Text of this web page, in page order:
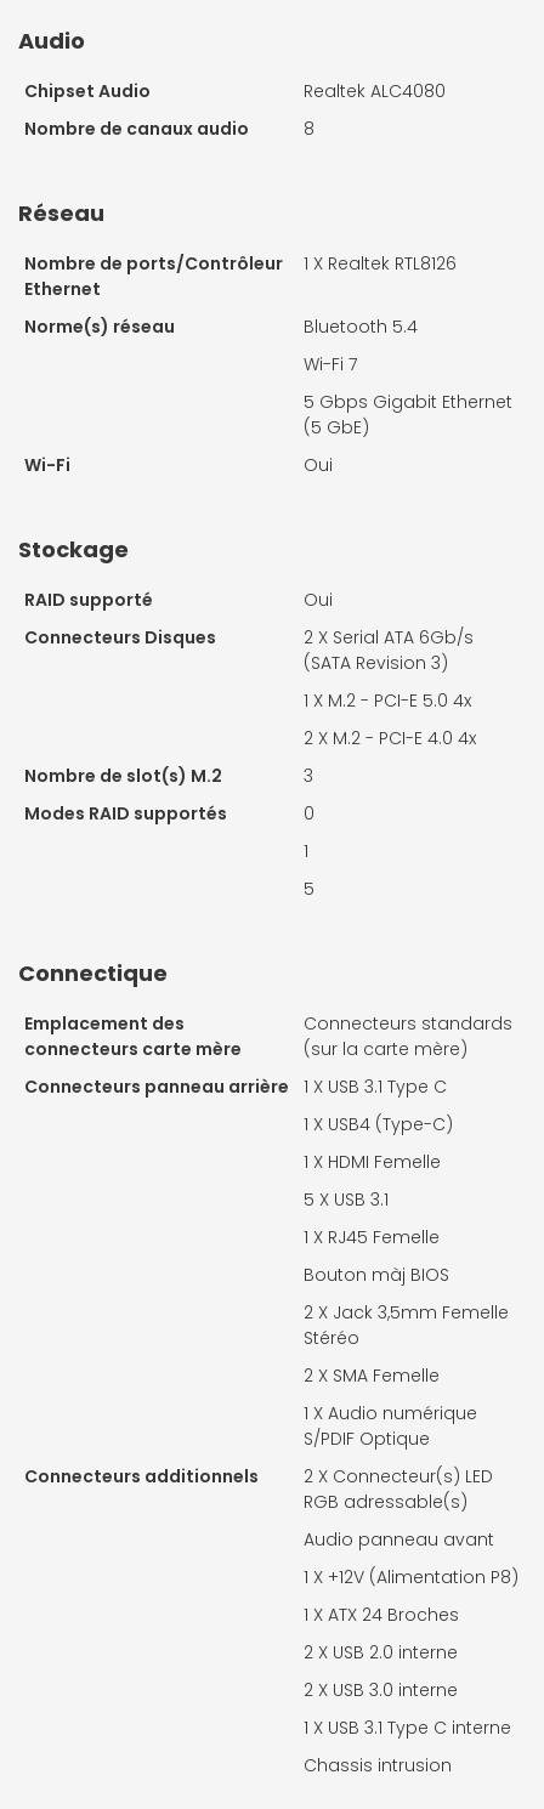
Audio
Chipset Audio
Realtek ALC4080
Nombre de canaux audio
8
Réseau
Nombre de ports/Contrôleur
Ethernet
1 X Realtek RTL8126
Norme(s) réseau
Bluetooth 5.4
Wi-Fi 7
5 Gbps Gigabit Ethernet
(5 GbE)
Wi-Fi
Oui
Stockage
RAID supporté
Oui
Connecteurs Disques
2 X Serial ATA 6Gb/s
(SATA Revision 3)
1 X M.2 - PCI-E 5.0 4x
2 X M.2 - PCI-E 4.0 4x
Nombre de slot(s) M.2
3
Modes RAID supportés
0
1
5
Connectique
Emplacement des
connecteurs carte mère
Connecteurs standards
(sur la carte mère)
Connecteurs panneau arrière
1 X USB 3.1 Type C
1 X USB4 (Type-C)
1 X HDMI Femelle
5 X USB 3.1
1 X RJ45 Femelle
Bouton màj BIOS
2 X Jack 3,5mm Femelle
Stéréo
2 X SMA Femelle
1 X Audio numérique
S/PDIF Optique
Connecteurs additionnels
2 X Connecteur(s) LED
RGB adressable(s)
Audio panneau avant
1 X +12V (Alimentation P8)
1 X ATX 24 Broches
2 X USB 2.0 interne
2 X USB 3.0 interne
1 X USB 3.1 Type C interne
Chassis intrusion